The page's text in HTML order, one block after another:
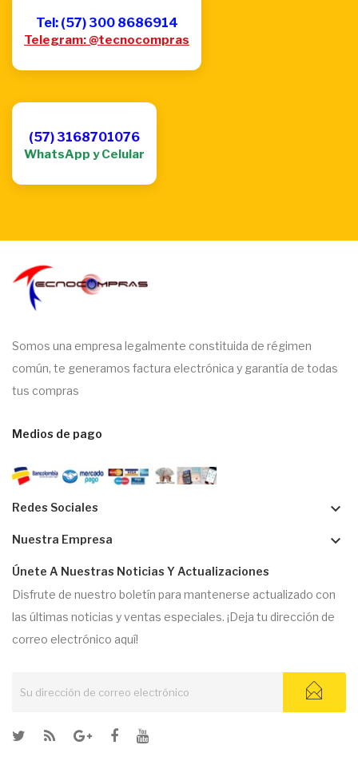
Tel: (57) 300 8686914
Telegram: @tecnocompras
(57) 3168701076
WhatsApp y Celular
Somos una empresa legalmente constituida de régimen
común, te generamos factura electrónica y garantía de todas
tus compras
Medios de pago
Redes Sociales keyboard_arrow_down
Nuestra Empresa keyboard_arrow_down
Únete A Nuestras Noticias Y Actualizaciones
Disfrute de nuestro boletín para mantenerse actualizado con
las últimas noticias y ventas especiales. ¡Deja tu dirección de
correo electrónico aquí!